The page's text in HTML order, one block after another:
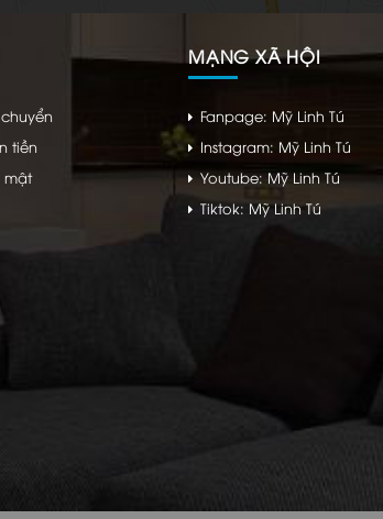
tiền
mật
MẠNG XÃ HỘI
Fanpage: Mỹ Linh Tú
Instagram: Mỹ Linh Tú
Youtube: Mỹ Linh Tú
Tiktok: Mỹ Linh Tú